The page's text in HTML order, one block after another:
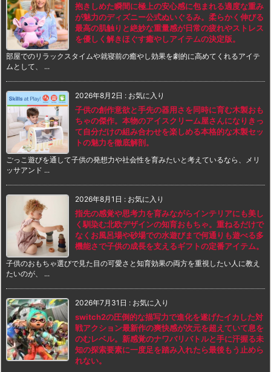
抱きしめた瞬間に極上の安心感に包まれる適度な重み
が魅力のディズニー公式ぬいぐるみ。柔らかく伸びる
最高の肌触りと絶妙な重量感が日常の疲れやストレス
を優しく解きほぐす癒やしアイテムの決定版。
部屋でのリラックスタイムや就寝前の癒やし効果を劇的に高めてくれるアイテ
ムとして、 ...
2026年8月2日 : お気に入り
子供の創作意欲と手先の器用さを同時に育む木製おも
ちゃの傑作。本物のアイスクリーム屋さんになりきっ
て自分だけの組み合わせを楽しめる本格的な木製セッ
トの魅力を徹底解剖。
ごっこ遊びを通して子供の発想力や社会性を育みたいと考えているなら、メリ
ッサアンド ...
2026年8月1日 : お気に入り
指先の感覚や思考力を育みながらインテリアにも美し
く馴染む北欧デザインの知育おもちゃ。重ねるだけで
なくお風呂場や砂場での水遊びまで何通りも遊べる多
機能さで子供の成長を支えるギフトの定番アイテム。
子供のおもちゃ選びで見た目の可愛さと知育効果の両方を重視したい人に教え
たいのが、 ...
2026年7月31日 : お気に入り
switch2の圧倒的な描写力で進化を遂げたイカした対
戦アクション最新作の爽快感が次元を超えていて息を
のむレベル。新感覚のナワバリバトルと手に汗握る未
知の探索要素に一度足を踏み入れたら最後もう止めら
れない。